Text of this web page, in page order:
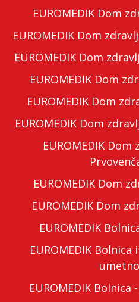
EUROMEDIK Dom
EUROMEDIK Dom
EUROMEDIK Dom
EUROMEDIK Dom
EUROMEDIK Dom
EUROMEDIK Dom
EUROMEDIK
EUROMEDIK Dom
EUROMEDIK Dom
EUROMEDIK
EUROMEDIK
EUROMEDIK